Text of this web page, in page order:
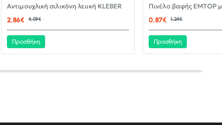
-30%
Αντιμουχλική σιλικόνη λευκή KLEBER
2,86€
4,09€
Προσθήκη
0,87€ 1,24€
Προσθήκη